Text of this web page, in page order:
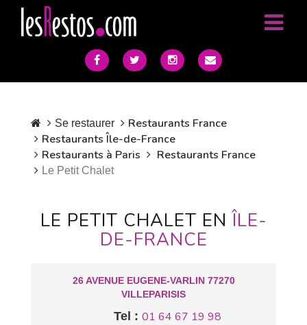
Se restaurer
Restaurants France
Restaurants Île-de-France
Restaurants à Paris
Restaurants France
Le Petit Chalet
LE PETIT CHALET ENÎLE-
DE-FRANCE
26 AVENUE EUGENE-VARLIN 77270
VILLEPARISIS
Tel : 01 64 67 19 98